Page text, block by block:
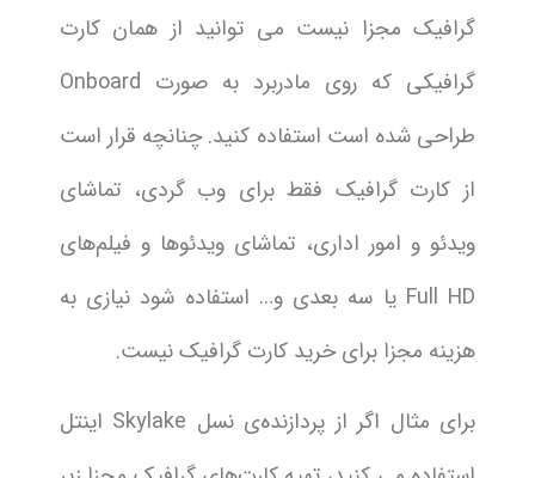
گرافیک مجزا نیست می توانید از همان کارت
گرافیکی که روی مادربرد به صورت Onboard
طراحی شده است استفاده کنید. چنانچه قرار است
از کارت گرافیک فقط برای وب گردی، تماشای
ویدئو و امور اداری، تماشای ویدئو‌ها و فیلم‌های
Full HD یا سه بعدی و… استفاده شود نیازی به
هزینه مجزا برای خرید کارت گرافیک نیست.
برای مثال اگر از پردازنده‌ی نسل Skylake اینتل